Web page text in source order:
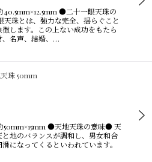
●二十一眼天珠の
珠とは、強力な完全、揺らぐこと
します。この上ない成功をもたら
、名声、結婚、…
珠 50mm
●天地天珠の意味● 天
地のバランスが調和し、男女和合
になってくるといわれています。